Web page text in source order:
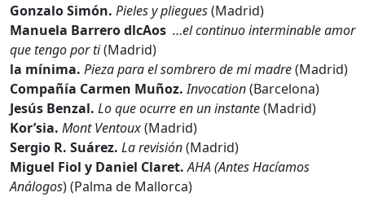
Gonzalo Simón. Pieles y pliegues(Madrid)
Manuela Barrero dlcAos …el continuo interminable amor
que tengo por ti(Madrid)
la mínima. Pieza para el sombrero de mi madre(Madrid)
Compañía Carmen Muñoz. Invocation(Barcelona)
Jesús Benzal. Lo que ocurre en un instante(Madrid)
Kor’sia. Mont Ventoux(Madrid)
Sergio R. Suárez. La revisión(Madrid)
Miguel Fiol y Daniel Claret. AHA (Antes Hacíamos
Análogos) (Palma de Mallorca)